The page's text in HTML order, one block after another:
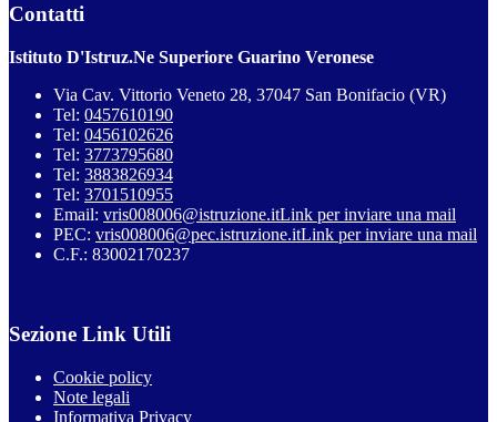
Contatti
Istituto D'Istruz.Ne Superiore Guarino Veronese
Via Cav. Vittorio Veneto 28, 37047 San Bonifacio (VR)
Tel: 0457610190
Tel: 0456102626
Tel: 3773795680
Tel: 3883826934
Tel: 3701510955
Email: vris008006@istruzione.itLink per inviare una mail
PEC: vris008006@pec.istruzione.itLink per inviare una mail
C.F.: 83002170237
Sezione Link Utili
Cookie policy
Note legali
Informativa Privacy